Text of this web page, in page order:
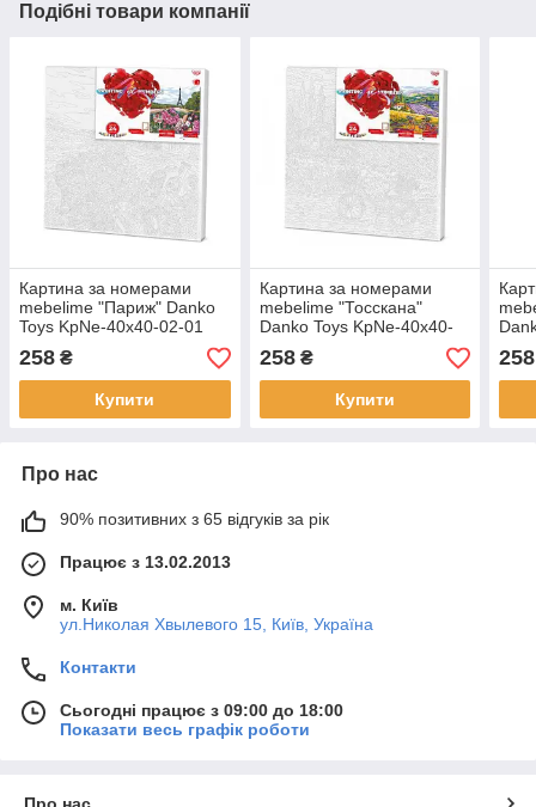
Подібні товари компанії
Картина за номерами
mebelime "Париж" Danko
Toys KpNe-40х40-02-01
258 ₴
Купити
Картина за номерами
mebelime "Тосскана"
Danko Toys KpNe-40х40-
258₴
Купити
258
Про нас
90% позитивних з 65 відгуків за рік
Працює з 13.02.2013
м. Київ
ул.Николая Хвылевого 15, Київ, Україна
Контакти
Сьогодні працює з 09:00 до 18:00
Показати весь графік роботи